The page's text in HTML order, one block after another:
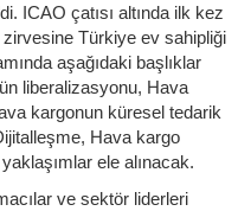
ICAO çatısı altında ilk kez
Türkiye ev sahipliği
aşağıdaki başlıklar
liberalizasyonu, Hava
kargonun küresel tedarik
Hava kargo
ele alınacak.
ve sektör liderleri